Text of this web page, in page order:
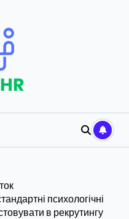
психологічні
в рекрутингу